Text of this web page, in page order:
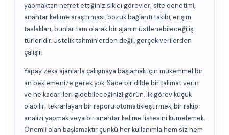
yapmaktan nefret ettiğiniz sıkıcı görevler; site denetimi,
anahtar kelime araştırması, bozuk bağlantı takibi, erişim
taslakları; bunlar tam olarak bir ajanın üstlenebileceği iş
türleridir. Üstelik tahminlerden değil, gerçek verilerden
çalışır.
Yapay zeka ajanlarla çalışmaya başlamak için mükemmel bir
an beklemenize gerek yok. Sade bir dilde bir talimat verin
ve ne kadar ileri gidebileceğinizi görün. İlk görev küçük
olabilir; tekrarlayan bir raporu otomatikleştirmek, bir rakip
analizi yapmak veya bir anahtar kelime listesini kümelemek.
Önemli olan başlamaktır çünkü her kullanımla hem siz hem